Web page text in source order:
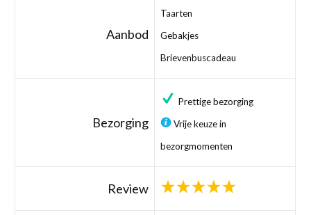
Aanbod
Taarten
Gebakjes
Brievenbuscadeau
Bezorging
Prettige bezorging
Vrije keuze in
bezorgmomenten
Review